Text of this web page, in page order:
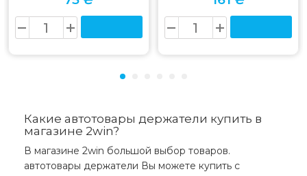
Какие автотовары держатели купить в
магазине 2win?
В магазине 2win большой выбор товаров.
автотовары держатели Вы можете купить с